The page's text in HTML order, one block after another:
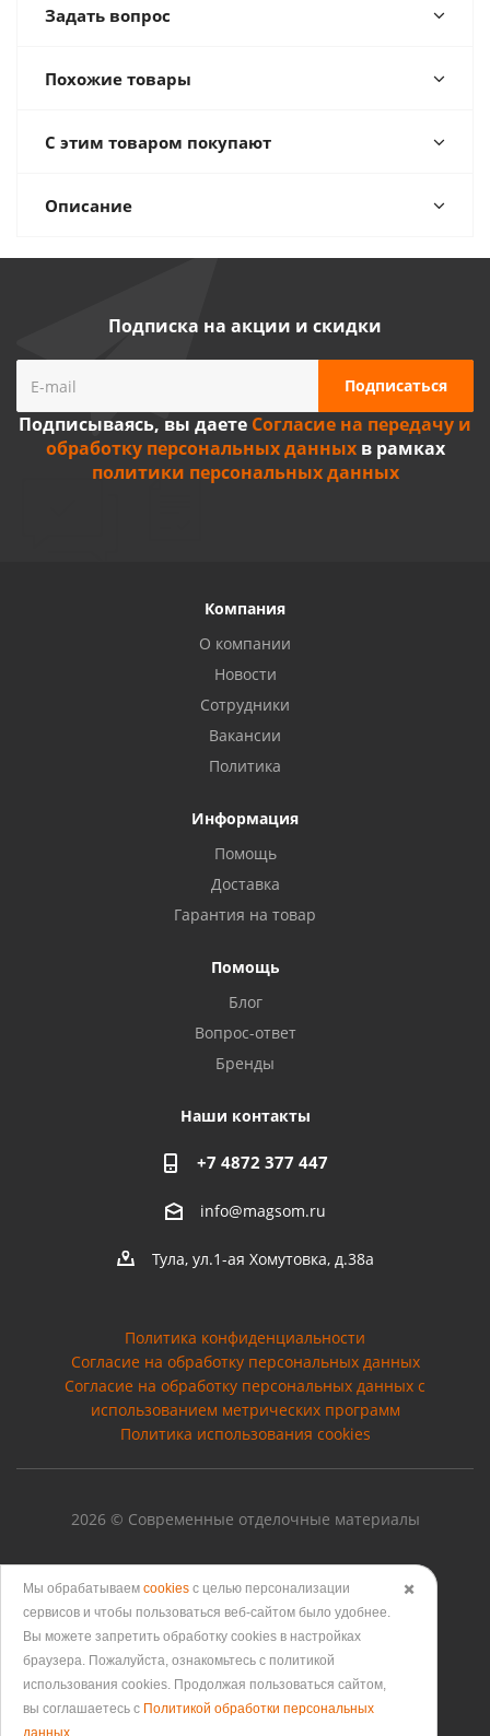
Задать вопрос
Похожие товары
С этим товаром покупают
Описание
Подписка на акции и скидки
Подписываясь, вы даете Согласие на передачу и
обработку персональных данныхв рамках
политики персональных данных
Компания
О компании
Новости
Сотрудники
Вакансии
Политика
Информация
Помощь
Доставка
Гарантия на товар
Помощь
Блог
Вопрос-ответ
Бренды
Наши контакты
+7 4872 377 447
info@magsom.ru
Тула, ул.1-ая Хомутовка, д.38а
Политика конфиденциальности
Согласие на обработку персональных данных
Cогласие на обработку персональных данных с
использованием метрических программ
Политика использования cookies
2026 © Современные отделочные материалы
Версия для печати
✖️
Мы обрабатываем cookies с целью персонализации
сервисов и чтобы пользоваться веб-сайтом было удобнее.
Вы можете запретить обработку сookies в настройках
браузера. Пожалуйста, ознакомьтесь с политикой
использования cookies. Продолжая пользоваться сайтом,
вы соглашаетесь с Политикой обработки персональных
данных